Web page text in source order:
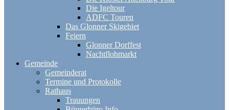
Die Igeltour
ADFC Touren
Das Glonner Skigebiet
Feiern
Glonner Dorffest
Nachtflohmarkt
Gemeinde
Gemeinderat
Termine und Protokolle
Rathaus
Trauungen